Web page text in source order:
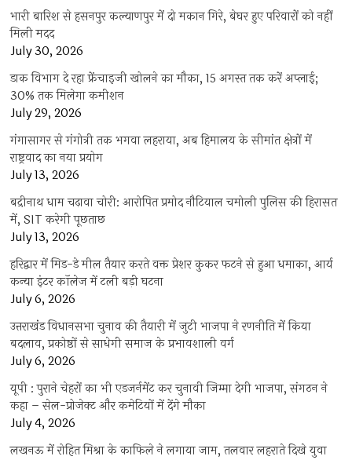
भारी बारिश से हसनपुर कल्याणपुर में दो मकान गिरे, बेघर हुए परिवारों को नहीं
मिली मदद
July 30, 2026
डाक विभाग दे रहा फ्रेंचाइजी खोलने का मौका, 15 अगस्त तक करें अप्लाई;
30% तक मिलेगा कमीशन
July 29, 2026
गंगासागर से गंगोत्री तक भगवा लहराया, अब हिमालय के सीमांत क्षेत्रों में
राष्ट्रवाद का नया प्रयोग
July 13, 2026
बद्रीनाथ धाम चढ़ावा चोरी: आरोपित प्रमोद नौटियाल चमोली पुलिस की हिरासत
में, SIT करेगी पूछताछ
July 13, 2026
हरिद्वार में मिड-डे मील तैयार करते वक्त प्रेशर कुकर फटने से हुआ धमाका, आर्य
कन्या इंटर कॉलेज में टली बड़ी घटना
July 6, 2026
उत्तराखंंड विधानसभा चुनाव की तैयारी में जुटी भाजपा ने रणनीति में किया
बदलाव, प्रकोष्ठों से साधेगी समाज के प्रभावशाली वर्ग
July 6, 2026
यूपी : पुराने चेहरों का भी एडजर्नमेंट कर चुनावी जिम्मा देगी भाजपा, संगठन ने
कहा – सेल-प्रोजेक्ट और कमेटियों में देंगे मौका
July 4, 2026
लखनऊ में रोहित मिश्रा के काफिले ने लगाया जाम, तलवार लहराते दिखे युवा